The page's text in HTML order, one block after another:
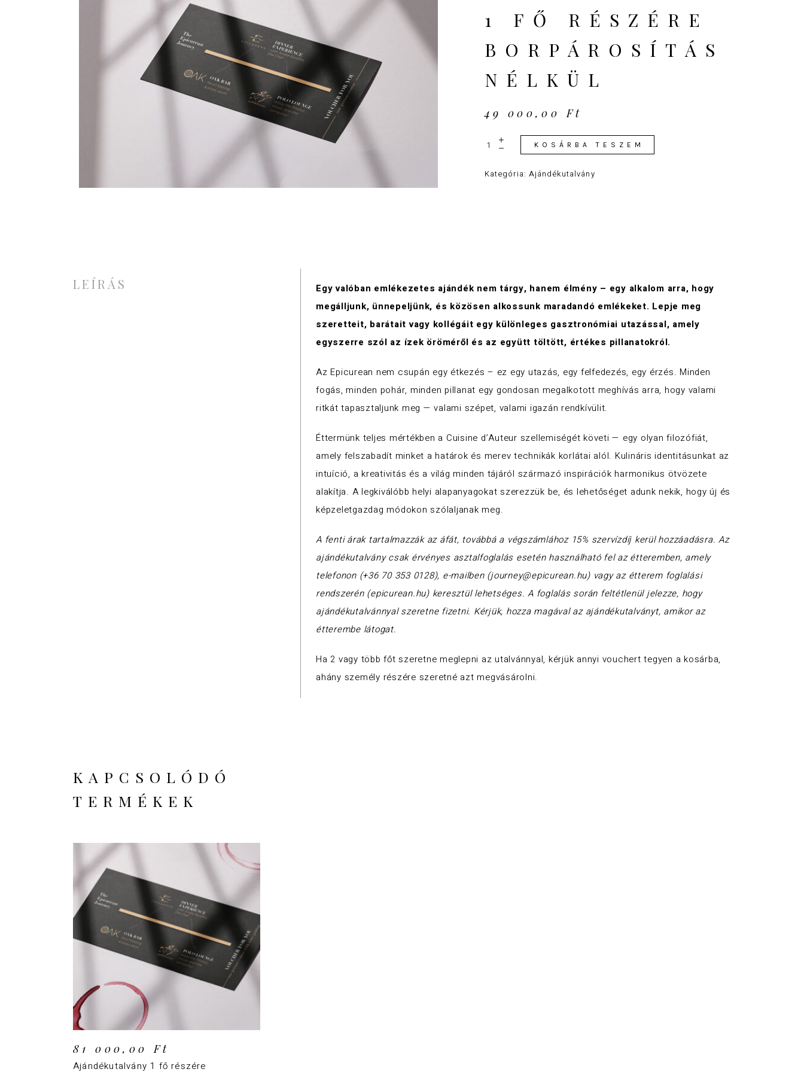
1 FŐ RÉSZÉRE
BORPÁROSÍTÁS
NÉLKÜL
49 000,00Ft
Ajándékutalvány
1 fő részére
borpárosítás
KOSÁRBA TESZEM
Kategória: Ajándékutalvány
LEÍRÁS
Egy valóban emlékezetes ajándék nem tárgy, hanem élmény – egy alkalom arra, hogy
megálljunk, ünnepeljünk, és közösen alkossunk maradandó emlékeket. Lepje meg
szeretteit, barátait vagy kollégáit egy különleges gasztronómiai utazással, amely
egyszerre szól az ízek öröméről és az együtt töltött, értékes pillanatokról.
Az Epicurean nem csupán egy étkezés – ez egy utazás, egy felfedezés, egy érzés. Minden
fogás, minden pohár, minden pillanat egy gondosan megalkotott meghívás arra, hogy valami
ritkát tapasztaljunk meg — valami szépet, valami igazán rendkívülit.
Éttermünk teljes mértékben a Cuisine d’Auteur szellemiségét követi — egy olyan filozófiát,
amely felszabadít minket a határok és merev technikák korlátai alól. Kulináris identitásunkat az
intuíció, a kreativitás és a világ minden tájáról származó inspirációk harmonikus ötvözete
alakítja. A legkiválóbb helyi alapanyagokat szerezzük be, és lehetőséget adunk nekik, hogy új és
képzeletgazdag módokon szólaljanak meg.
A fenti árak tartalmazzák az áfát, továbbá a végszámlához 15% szervízdíj kerül hozzáadásra. Az
ajándékutalvány csak érvényes asztalfoglalás esetén használható fel az étteremben, amely
telefonon (+36 70 353 0128), e-mailben (journey@epicurean.hu) vagy az étterem foglalási
rendszerén (epicurean.hu) keresztül lehetséges. A foglalás során feltétlenül jelezze, hogy
ajándékutalvánnyal szeretne fizetni. Kérjük, hozza magával az ajándékutalványt, amikor az
étterembe látogat.
Ha 2 vagy több főt szeretne meglepni az utalvánnyal, kérjük annyi vouchert tegyen a kosárba,
ahány személy részére szeretné azt megvásárolni.
KAPCSOLÓDÓ
TERMÉKEK
KOSÁRBA TESZEM
81 000,00Ft
Ajándékutalvány 1 fő részére